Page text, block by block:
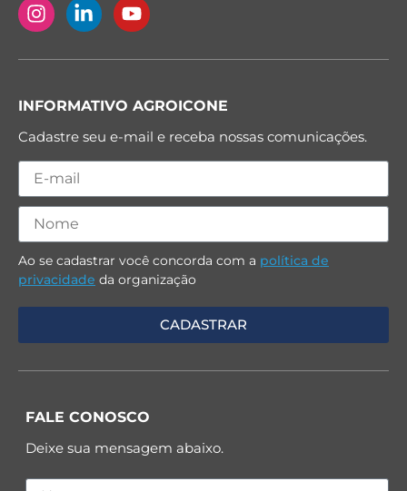
INFORMATIVO AGROICONE
Cadastre seu e-mail e receba nossas comunicações.
Ao se cadastrar você concorda com a política de
privacidade da organização
FALE CONOSCO
Deixe sua mensagem abaixo.